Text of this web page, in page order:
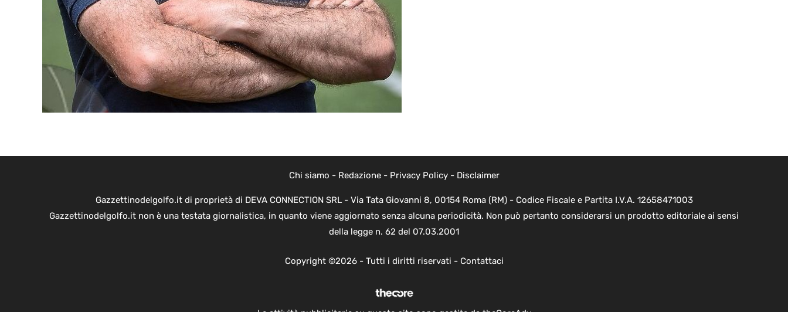
Chi siamo - Redazione- Privacy Policy- Disclaimer
Gazzettinodelgolfo.it di proprietà di DEVA CONNECTION SRL - Via Tata Giovanni 8, 00154 Roma (RM) - Codice Fiscale e Partita I.V.A. 12658471003
Gazzettinodelgolfo.it non è una testata giornalistica, in quanto viene aggiornato senza alcuna periodicità. Non può pertanto considerarsi un prodotto editoriale ai sensi
della legge n. 62 del 07.03.2001
Copyright ©2026 - Tutti i diritti riservati - Contattaci